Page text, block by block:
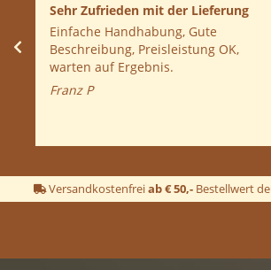
Sehr Zufrieden mit der Lieferung
Einfache Handhabung, Gute
Beschreibung, Preisleistung OK,
warten auf Ergebnis.
Franz P
Versandkostenfreiab € 50,- Bestellwert